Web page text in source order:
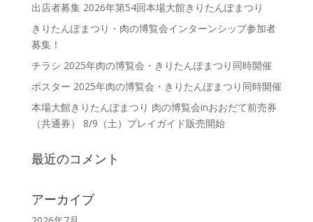
出店者募集 2026年第54回本場大館きりたんぽまつり
きりたんぽまつり・肉の博覧会インターンシップ参加者
募集！
チラシ 2025年肉の博覧会・きりたんぽまつり同時開催
ポスター 2025年肉の博覧会・きりたんぽまつり同時開催
本場大館きりたんぽまつり 肉の博覧会inおおだて前売券
（共通券） 8/9（土）プレイガイド販売開始
最近のコメント
アーカイブ